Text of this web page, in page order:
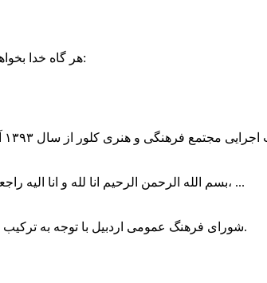
هر گاه خداحضرت علی (ع):
بسم الله الرحمن الرحیم انا لله و انا الیه راجعون با نهایت تاثر و تاسف باخبر شدیم هنرمند برجسته ایران و فرزند اردبیل، ...
شورای فرهنگ عمومی اردبیل با توجه به ترکیب اعضا و رویکرد عملیاتی، می‌تواند الگویی برای سایر استان‌های کشور باشد.